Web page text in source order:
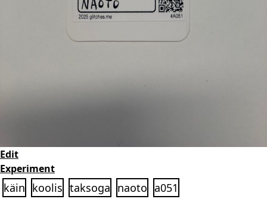
Edit
Experiment
käin koolis taksoga naoto a051